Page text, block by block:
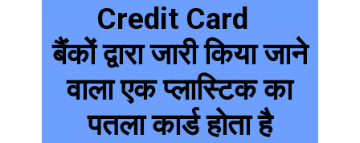
Credit Card
बैंकों द्वारा जारी किया जाने
वाला एक प्लास्टिक का
पतला कार्ड होता है